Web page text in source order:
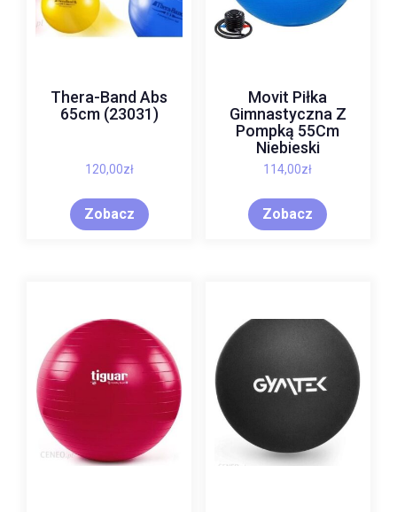
Thera-Band Abs
65cm (23031)
120,00zł
Zobacz
Movit Piłka
Gimnastyczna Z
Pompką 55Cm
Niebieski
114,00zł
Zobacz